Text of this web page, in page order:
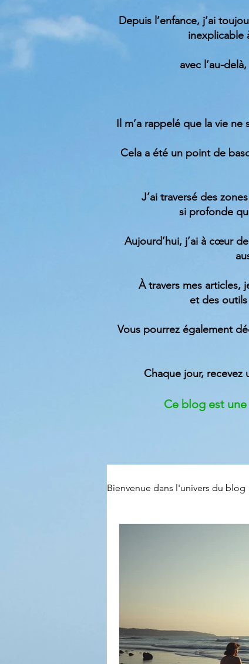
Depuis l’enfance, j’ai
inexplicable
avec l’au-
Il m’a rappelé que la vie
Cela a été un point de
J’ai traversé des
si profonde
Aujourd’hui, j’ai à cœur
À travers mes articles,
et des
Vous pourrez également
Chaque jour, recevez
Ce blog est
Bienvenue dans l'univers du blog